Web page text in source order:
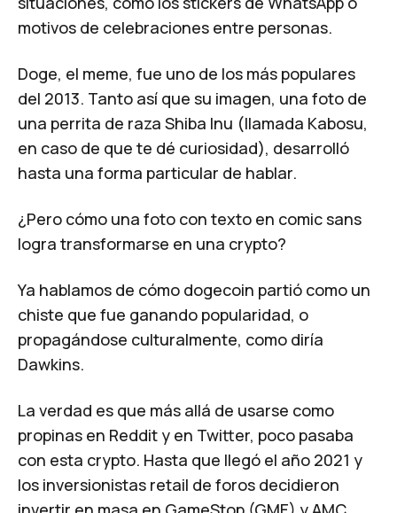
motivos de celebraciones entre personas.
Doge, el meme, fue uno de los más populares
del 2013. Tanto así que su imagen, una foto de
una perrita de raza Shiba Inu (llamada Kabosu,
en caso de que te dé curiosidad), desarrolló
hasta una forma particular de hablar.
¿Pero cómo una foto con texto en comic sans
logra transformarse en una crypto?
Ya hablamos de cómo dogecoin partió como un
chiste que fue ganando popularidad, o
propagándose culturalmente, como diría
Dawkins.
La verdad es que más allá de usarse como
propinas en Reddit y en Twitter, poco pasaba
con esta crypto. Hasta que llegó el año 2021 y
los inversionistas retail de foros decidieron